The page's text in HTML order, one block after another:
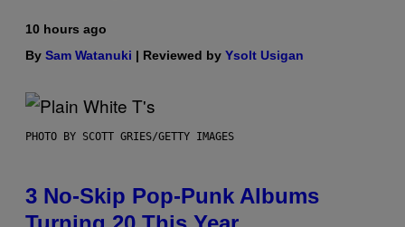
10 hours ago
By Sam Watanuki | Reviewed by Ysolt Usigan
PHOTO BY SCOTT GRIES/GETTY IMAGES
3 No-Skip Pop-Punk Albums